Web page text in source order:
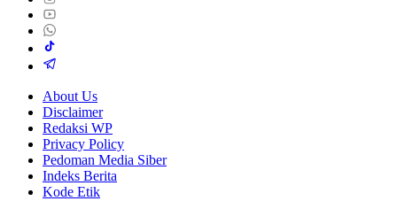
About Us
Disclaimer
Redaksi WP
Privacy Policy
Pedoman Media Siber
Indeks Berita
Kode Etik